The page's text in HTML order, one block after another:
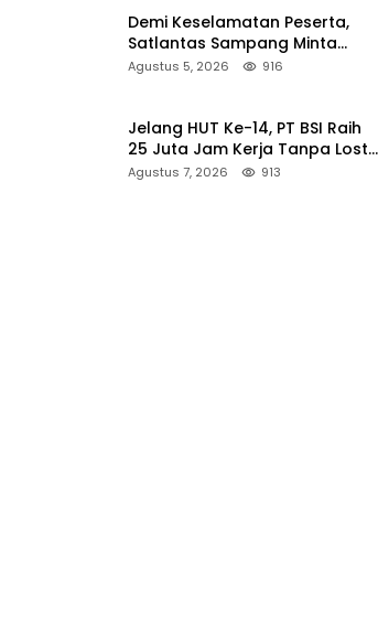
Demi Keselamatan Peserta,
Satlantas Sampang Minta
Latihan Gerak Jalan Pindah ke
Agustus 5, 2026 916
Jelang HUT Ke-14, PT BSI Raih
25 Juta Jam Kerja Tanpa Lost-
Time Injury
Agustus 7, 2026 913